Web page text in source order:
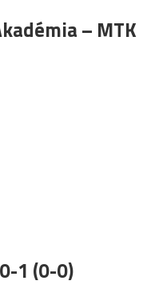
– MTK
1 (0-0)